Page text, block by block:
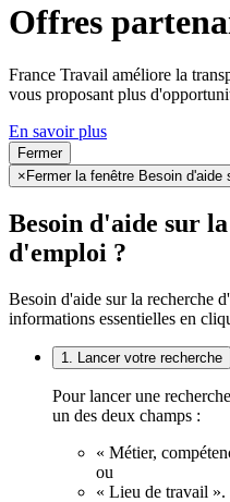
Offres
France Travail améliore la
vous proposant plus
En savoir plus
Fermer
× Fermer la fenêtre Besoin
Besoin d'aide sur
d'emploi ?
Besoin d'aide sur la recherche
informations essentielles en
1. Lancer votre recherche
Pour lancer une
un des deux champs :
« Métier,
ou
« Lieu de travail ».